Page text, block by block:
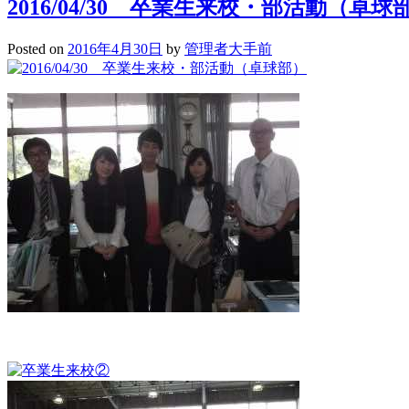
2016/04/30 卒業生来校・部活動（卓球
Posted on 2016年4月30日 by 管理者大手前